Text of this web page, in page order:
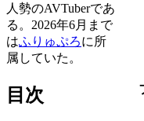
人勢のAVTuberであ
る。2026年6月まで
はふりゅぷろに所
属していた。
目次